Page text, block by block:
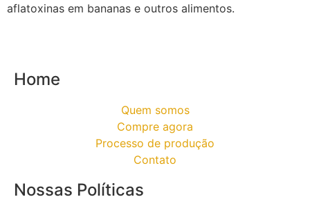
aflatoxinas em bananas e outros alimentos.
Home
Quem somos
Compre agora
Processo de produção
Contato
Nossas Políticas